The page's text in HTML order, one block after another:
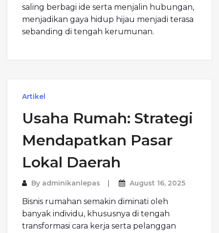
saling berbagi ide serta menjalin hubungan,
menjadikan gaya hidup hijau menjadi terasa
sebanding di tengah kerumunan.
Artikel
Usaha Rumah: Strategi
Mendapatkan Pasar
Lokal Daerah
By adminikanlepas August 16, 2025
Bisnis rumahan semakin diminati oleh
banyak individu, khususnya di tengah
transformasi cara kerja serta pelanggan